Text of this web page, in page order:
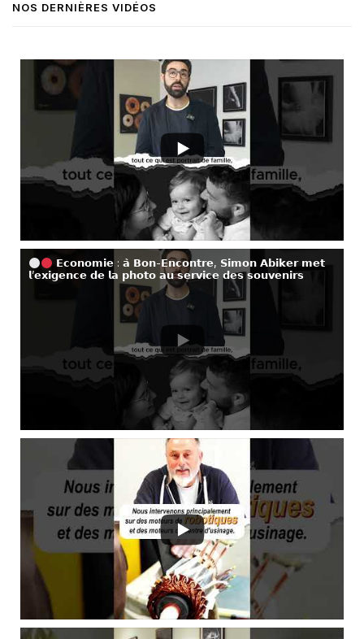
NOS DERNIÈRES VIDÉOS
𝗘𝗰𝗼𝗻𝗼𝗺𝗶𝗲 : 𝗮̀ 𝗕𝗼𝗻-𝗘𝗻𝗰𝗼𝗻𝘁𝗿𝗲, 𝗦𝗶𝗺𝗼𝗻 𝗔𝗯𝗶𝗸𝗲𝗿 𝗺𝗲𝘁
𝗹’𝗲𝘅𝗶𝗴𝗲𝗻𝗰𝗲 𝗱𝗲 𝗹𝗮 𝗽𝗵𝗼𝘁𝗼 𝗮𝘂 𝘀𝗲𝗿𝘃𝗶𝗰𝗲 𝗱𝗲𝘀 𝘀𝗼𝘂𝘃𝗲𝗻𝗶𝗿𝘀